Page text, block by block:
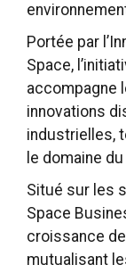
Portée par
Space,
accompagne
innovations
industrielles,
le domaine
Situé sur les
Space
croissance
mutualisant